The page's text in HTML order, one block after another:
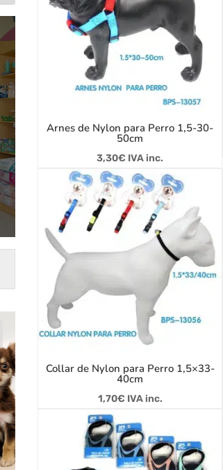
Arnes de Nylon para Perro 1,5-30-
50cm
3,30€ IVA inc.
Collar de Nylon para Perro 1,5×33-
40cm
1,70€ IVA inc.